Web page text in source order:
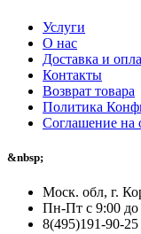
Услуги
О нас
Доставка и
Контакты
Возврат товара
Политика
Соглашение на
&nbsp;
Моск. обл, г.
Пн-Пт с 9:00 до
8(495)191-90-25